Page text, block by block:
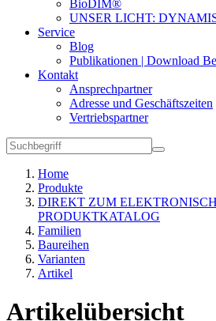
BioDIM®
UNSER LICHT:
Service
Blog
Publikationen | Download
Kontakt
Ansprechpartner
Adresse und Geschäftszeiten
Vertriebspartner
Home
Produkte
DIREKT ZUM
PRODUKTKATALOG
Familien
Baureihen
Varianten
Artikel
Artikelübersicht